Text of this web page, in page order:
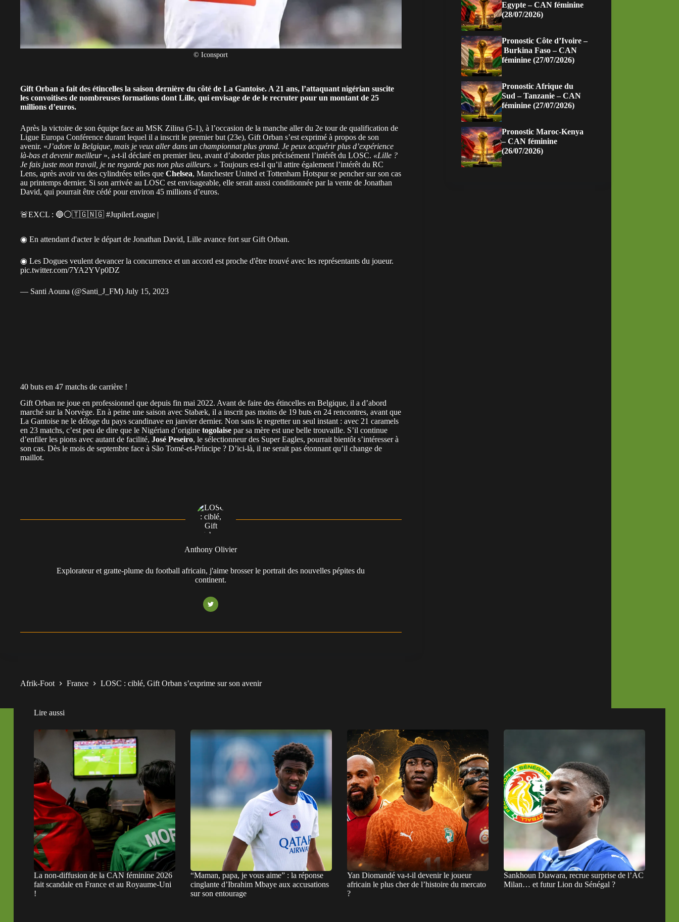
© Iconsport
Gift Orban a fait des étincelles la saison dernière du côté de La Gantoise. A 21 ans, l’attaquant nigérian suscite
les convoitises de nombreuses formations dont Lille, qui envisage de de le recruter pour un montant de 25
millions d’euros.
Après la victoire de son équipe face au MSK Zilina (5-1), à l’occasion de la manche aller du 2e tour de qualification de
Ligue Europa Conférence durant lequel il a inscrit le premier but (23e), Gift Orban s’est exprimé à propos de son
avenir. «J’adore la Belgique, mais je veux aller dans un championnat plus grand. Je peux acquérir plus d’expérience
là-bas et devenir meilleur », a-t-il déclaré en premier lieu, avant d’aborder plus précisément l’intérêt du LOSC. «Lille ?
Je fais juste mon travail, je ne regarde pas non plus ailleurs. » Toujours est-il qu’il attire également l’intérêt du RC
Lens, après avoir vu des cylindrées telles que Chelsea, Manchester United et Tottenham Hotspur se pencher sur son cas
au printemps dernier. Si son arrivée au LOSC est envisageable, elle serait aussi conditionnée par la vente de Jonathan
David, qui pourrait être cédé pour environ 45 millions d’euros.
🚨EXCL : 🔵⚪️🇹🇬🇳🇬 #JupilerLeague |
◉ En attendant d'acter le départ de Jonathan David, Lille avance fort sur Gift Orban.
◉ Les Dogues veulent devancer la concurrence et un accord est proche d'être trouvé avec les représentants du joueur.
pic.twitter.com/7YA2YVp0DZ
— Santi Aouna (@Santi_J_FM) July 15, 2023
40 buts en 47 matchs de carrière !
Gift Orban ne joue en professionnel que depuis fin mai 2022. Avant de faire des étincelles en Belgique, il a d’abord
marché sur la Norvège. En à peine une saison avec Stabæk, il a inscrit pas moins de 19 buts en 24 rencontres, avant que
La Gantoise ne le déloge du pays scandinave en janvier dernier. Non sans le regretter un seul instant : avec 21 caramels
en 23 matchs, c’est peu de dire que le Nigérian d’origine togolaise par sa mère est une belle trouvaille. S’il continue
d’enfiler les pions avec autant de facilité, José Peseiro, le sélectionneur des Super Eagles, pourrait bientôt s’intéresser à
son cas. Dès le mois de septembre face à São Tomé-et-Príncipe ? D’ici-là, il ne serait pas étonnant qu’il change de
maillot.
Anthony Olivier
Explorateur et gratte-plume du football africain, j'aime brosser le portrait des nouvelles pépites du
continent.
Egypte – CAN féminine
(28/07/2026)
Pronostic Côte d’Ivoire –
Burkina Faso – CAN
féminine (27/07/2026)
Pronostic Afrique du
Sud – Tanzanie – CAN
féminine (27/07/2026)
Pronostic Maroc-Kenya
– CAN féminine
(26/07/2026)
Afrik-Foot France LOSC : ciblé, Gift Orban s’exprime sur son avenir
Lire aussi
La non-diffusion de la CAN féminine 2026
fait scandale en France et au Royaume-Uni
!
“Maman, papa, je vous aime” : la réponse
cinglante d’Ibrahim Mbaye aux accusations
sur son entourage
Yan Diomandé va-t-il devenir le joueur
africain le plus cher de l’histoire du mercato
?
Sankhoun Diawara, recrue surprise de l’AC
Milan… et futur Lion du Sénégal ?